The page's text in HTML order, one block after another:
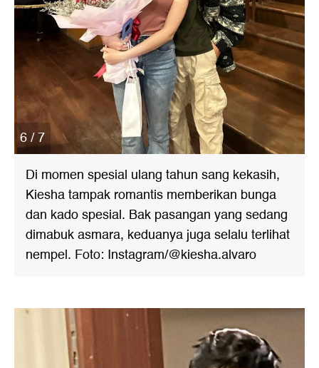
6 / 7
Di momen spesial ulang tahun sang kekasih,
Kiesha tampak romantis memberikan bunga
dan kado spesial. Bak pasangan yang sedang
dimabuk asmara, keduanya juga selalu terlihat
nempel. Foto: Instagram/@kiesha.alvaro